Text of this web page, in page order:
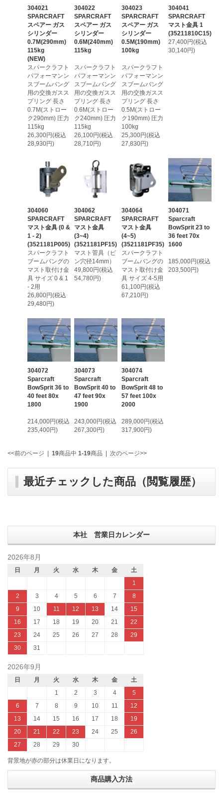
304021
SPARCRAFT
スペアー ガス
シリンダー
0.7M(290mm)
115kg
(NEW)
スパークラフト
パフォーマンン
スブームバング
用の交換ガスス
プリング 長さ
0.7M(ストロー
ク290mm) 圧力
115kg
26,300円(税込
28,930円)
304022
SPARCRAFT
スペアー ガス
シリンダー
0.6M(240mm)
115kg
スパークラフト
パフォーマンン
スブームバング
用の交換ガスス
プリング 長さ
0.6M(ストロー
ク240mm) 圧力
115kg
26,100円(税込
28,710円)
304023
SPARCRAFT
スペアー ガス
シリンダー
0.5M(190mm)
100kg
スパークラフト
パフォーマンン
スブームバング
用の交換ガスス
プリング 長さ
0.5M(ストロー
ク190mm) 圧力
100kg
25,300円(税込
27,830円)
304041
SPARCRAFT
マスト金具 1
(35211810C15)
27,400円(税込
30,140円)
304060
SPARCRAFT
マスト金具 (0 &
1 - 2)
(3521181P005)
スパークラフト
ブームバングの
マスト取付け金
具 サイズ 0 & 1
- 2用
26,800円(税込
29,480円)
304062
SPARCRAFT
マスト金具
(3~4)
(3521181PF15)
マスト菅具（ピ
ン穴径14mm）
49,800円(税込
54,780円)
304064
SPARCRAFT
マスト金具
(4~5)
(3521181PF35)
スパークラフト
ブームバングの
マスト取付け金
具 サイズ 4-5用
61,100円(税込
67,210円)
304071
Sparcraft
BowSprit 23 to
36 feet 70x
1600
185,000円(税込
203,500円)
304072
Sparcraft
BowSprit 36 to
40 feet 80x
1800
214,000円(税込
235,400円)
304073
Sparcraft
BowSprit 40 to
47 feet 90x
1900
243,000円(税込
267,300円)
304074
Sparcraft
BowSprit 48 to
57 feet 100x
2000
289,000円(税込
317,900円)
<<前のページ | 19商品中 1-19商品 | 次のページ>>
最近チェックした商品（閲覧履歴）
本社 営業日カレンダー
2026年8月
日 月 火 水 木 金
土
1
2
3 4 5 6 7
8
9
10 11 12 13 14
15
16
17 18 19 20 21
22
23
24 25 26 27 28
29
30
31
2026年9月
日 月 火 水 木 金
土
1
2 3 4
5
6
7 8 9 10 11
12
13
14 15 16 17 18
19
20
21 22 23 24 25
26
27
28 29 30
背景地が赤の部分は休業日になります。
商品購入方法